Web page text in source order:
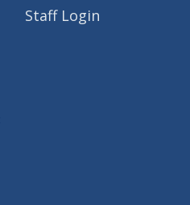
Staff Login